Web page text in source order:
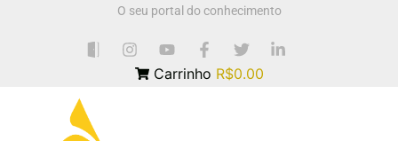
O seu portal do conhecimento
Carrinho R$0.00